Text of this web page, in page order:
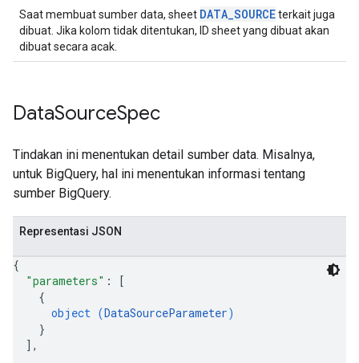
Saat membuat sumber data, sheet DATA_SOURCEterkait juga
dibuat. Jika kolom tidak ditentukan, ID sheet yang dibuat akan
dibuat secara acak.
DataSourceSpec
Tindakan ini menentukan detail sumber data. Misalnya,
untuk BigQuery, hal ini menentukan informasi tentang
sumber BigQuery.
Representasi JSON
{
"parameters" :
[
{
object (DataSourceParameter)
}
] ,